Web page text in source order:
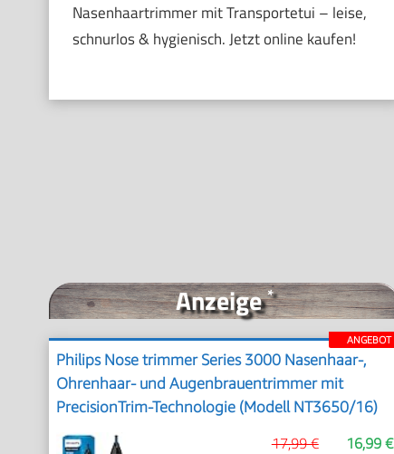
Nasenhaartrimmer mit Transportetui – leise,
schnurlos & hygienisch. Jetzt online kaufen!
Anzeige*
ANGEBOT
Philips Nose trimmer Series 3000 Nasenhaar-,
Ohrenhaar- und Augenbrauentrimmer mit
PrecisionTrim-Technologie (Modell NT3650/16)
16,99 €
17,99 €